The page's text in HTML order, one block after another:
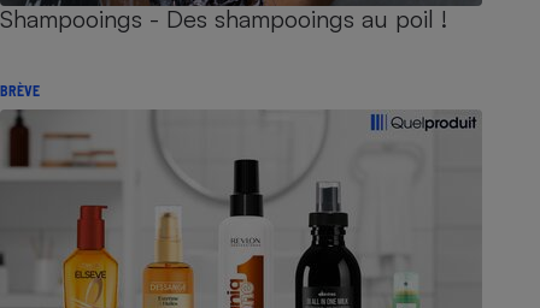
Shampooings - Des shampooings au poil !
BRÈVE